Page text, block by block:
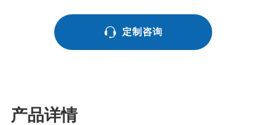
定制咨询
产品详情